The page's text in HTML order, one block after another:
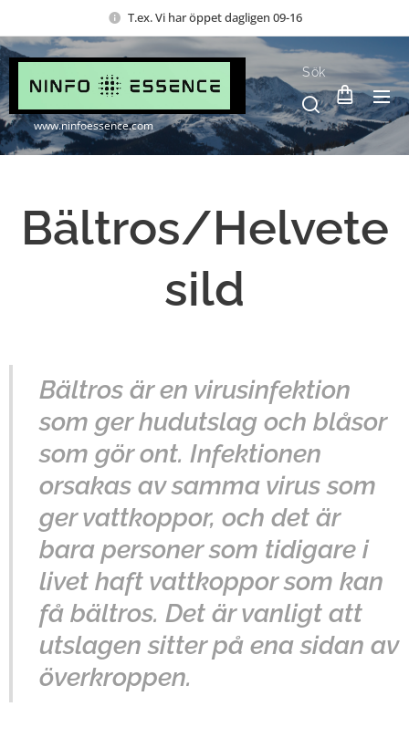
T.ex. Vi har öppet dagligen 09-16
www.ninfoessence.com
Sök
Bältros/Helvete
sild
Bältros är en virusinfektion
som ger hudutslag och blåsor
som gör ont. Infektionen
orsakas av samma virus som
ger vattkoppor, och det är
bara personer som tidigare i
livet haft vattkoppor som kan
få bältros. Det är vanligt att
utslagen sitter på ena sidan av
överkroppen.